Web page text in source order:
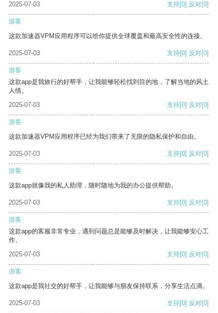
2025-07-03
支持[0] 反对[0]
游客
这款加速器VPM应用程序可以给你提供全球覆盖和最高安全性的连接。
2025-07-03 支持[0] 反对[0]
游客
这款app是我旅行的好帮手，让我能够轻松找到目的地，了解当地的风土
人情。
2025-07-03
支持[0] 反对[0]
游客
这款加速器VPM应用程序已经为我们带来了无限的隐私保护和自由。
2025-07-03 支持[0] 反对[0]
游客
这款app就像我的私人助理，随时随地为我的办公提供帮助。
2025-07-03 支持[0] 反对[0]
游客
这款app的客服非常专业，遇到问题总是能够及时解决，让我能够安心工
作。
2025-07-03
支持[0] 反对[0]
游客
这款app是我社交的好帮手，让我能够与朋友保持联系，分享生活点滴。
2025-07-03 支持[0] 反对[0]